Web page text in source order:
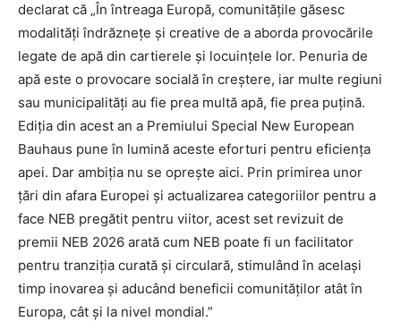
declarat că „În întreaga Europă, comunitățile găsesc
modalități îndrăznețe și creative de a aborda provocările
legate de apă din cartierele și locuințele lor. Penuria de
apă este o provocare socială în creștere, iar multe regiuni
sau municipalități au fie prea multă apă, fie prea puțină.
Ediția din acest an a Premiului Special New European
Bauhaus pune în lumină aceste eforturi pentru eficiența
apei. Dar ambiția nu se oprește aici. Prin primirea unor
țări din afara Europei și actualizarea categoriilor pentru a
face NEB pregătit pentru viitor, acest set revizuit de
premii NEB 2026 arată cum NEB poate fi un facilitator
pentru tranziția curată și circulară, stimulând în același
timp inovarea și aducând beneficii comunităților atât în
Europa, cât și la nivel mondial.”